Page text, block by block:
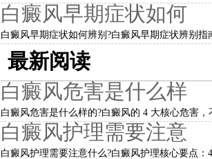
白癜风早期症状如何
白癜风早期症状如何辨别?白癜风早期症状辨别指
最新阅读
白癜风危害是什么样
白癜风危害是什么样的?白癜风的 4 大核心危害
白癜风护理需要注意
白癜风护理需要注意什么?白癜风护理核心要点：